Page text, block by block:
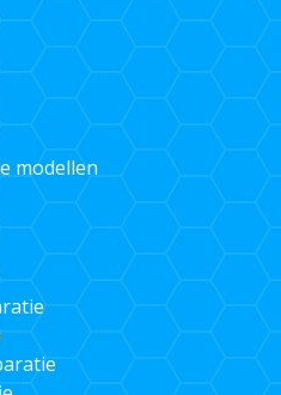
modellen